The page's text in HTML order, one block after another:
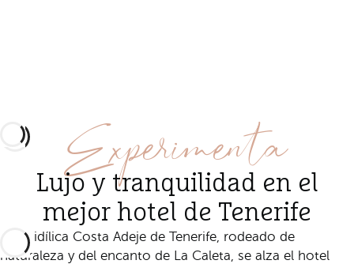
Experimenta
Lujo y tranquilidad en el
mejor hotel de Tenerife
En la idílica Costa Adeje de Tenerife, rodeado de
naturaleza y del encanto de La Caleta, se alza el hotel